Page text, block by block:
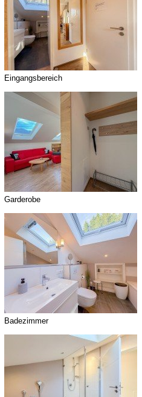
Eingangsbereich
Garderobe
Badezimmer